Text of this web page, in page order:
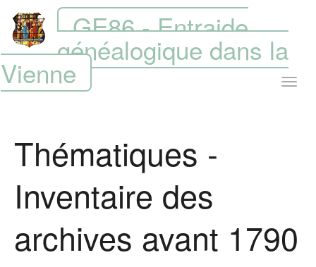
GE86 - Entraide
généalogique dans la
Vienne
Thématiques -
Inventaire des
archives avant 1790